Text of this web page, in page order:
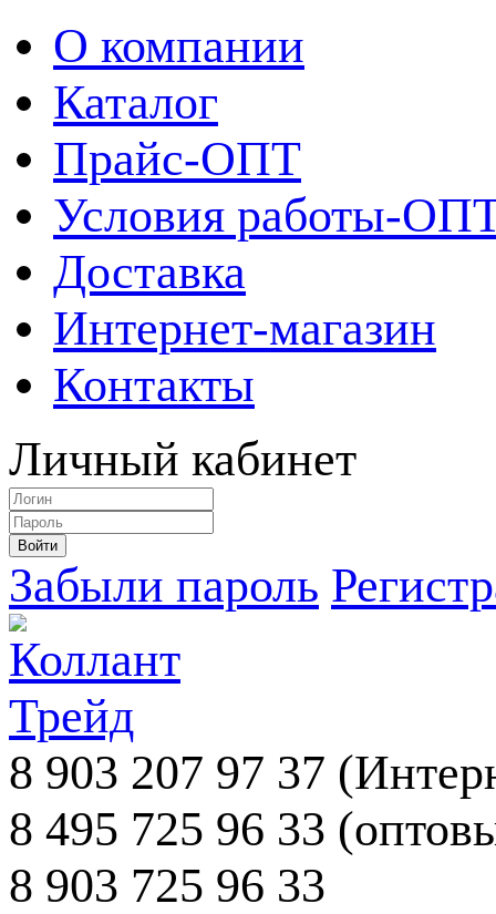
О компании
Каталог
Прайс-ОПТ
Условия работы-
Доставка
Интернет-магазин
Контакты
Личный кабинет
Забыли пароль
8 903 207 97 37
8 495 725 96 33
8 903 725 96 33